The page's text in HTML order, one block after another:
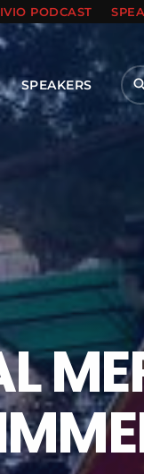
PODCAST
SPEAKERS